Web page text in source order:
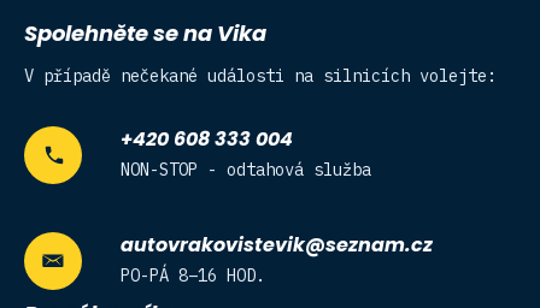
Spolehněte se na Vika
V případě nečekané události na silnicích volejte:
+420 608 333 004
NON-STOP - odtahová služba
autovrakovistevik@seznam.cz
PO-PÁ 8–16 HOD.